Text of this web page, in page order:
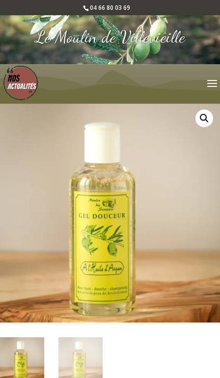
04 66 80 03 69
Le Moulin de Villevieille